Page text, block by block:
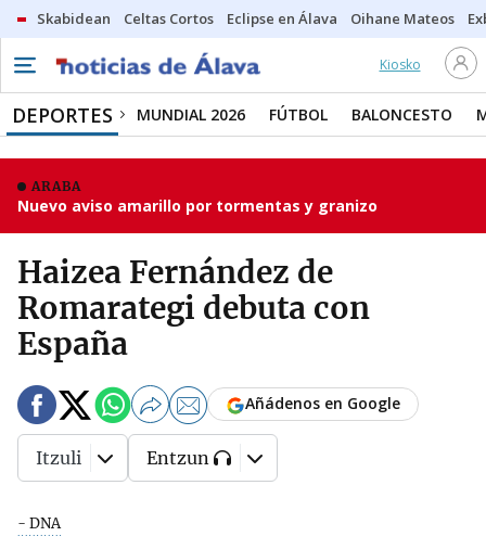
Skabidean Celtas Cortos Eclipse en Álava Oihane Mateos
Kiosko
DEPORTES MUNDIAL 2026 FÚTBOL BALONCESTO
ARABA
Nuevo aviso amarillo por tormentas y granizo
Haizea Fernández de
Romarategi debuta con
España
- DNA
Añádenos en Google
Itzuli Entzun